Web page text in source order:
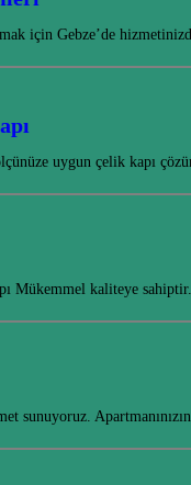
için Gebze’de
uygun çelik kapı
Mükemmel kaliteye
sunuyoruz.